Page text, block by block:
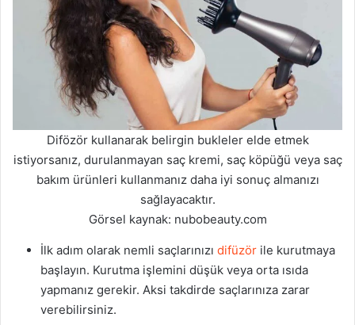
Difözör kullanarak belirgin bukleler elde etmek
istiyorsanız, durulanmayan saç kremi, saç köpüğü veya saç
bakım ürünleri kullanmanız daha iyi sonuç almanızı
sağlayacaktır.
Görsel kaynak: nubobeauty.com
İlk adım olarak nemli saçlarınızı difüzör ile kurutmaya
başlayın. Kurutma işlemini düşük veya orta ısıda
yapmanız gerekir. Aksi takdirde saçlarınıza zarar
verebilirsiniz.